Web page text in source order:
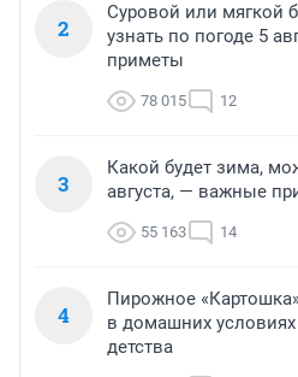
2
Суровой или мягкой
узнать по погоде 5
приметы
78 015 12
3
Какой будет зима,
августа, — важные
55 163 14
4
Пирожное
в домашних
детства